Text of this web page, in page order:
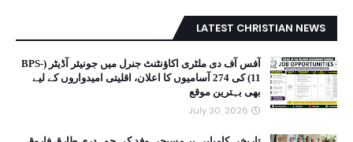
LATEST CHRISTIAN NEWS
آفس آف دی ملٹری اکاؤنٹنٹ جنرل میں جونیئر آڈیٹر (BPS-
11) کی 274 آسامیوں کا اعلان، اقلیتی امیدواروں کے لیے
بھی بہترین موقع
July 30, 2026